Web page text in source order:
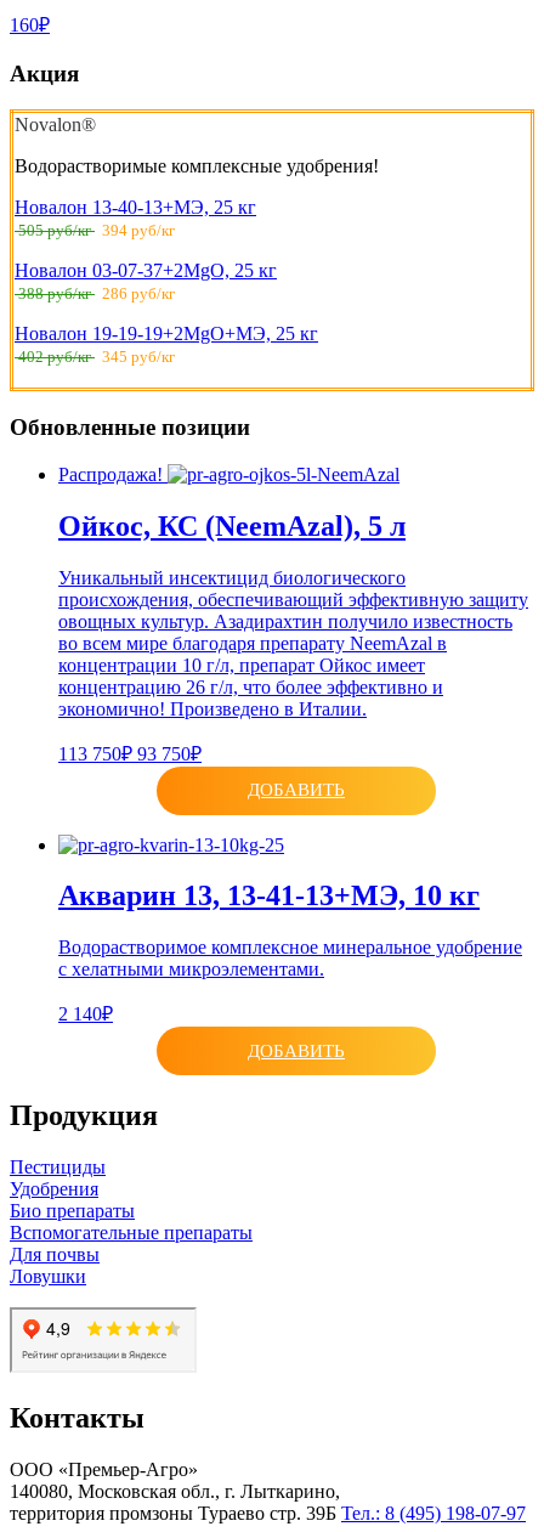
160₽
Акция
Novalon®
Водорастворимые комплексные удобрения!
Новалон 13-40-13+МЭ, 25 кг
505 руб/кг 394 руб/кг
Новалон 03-07-37+2MgO, 25 кг
388 руб/кг 286 руб/кг
Новалон 19-19-19+2MgO+МЭ, 25 кг
402 руб/кг 345 руб/кг
Обновленные позиции
Распродажа!
Ойкос, КС (NeemAzal), 5 л
Уникальный инсектицид биологического
происхождения, обеспечивающий эффективную защиту
овощных культур. Азадирахтин получило известность
во всем мире благодаря препарату NeemAzal в
концентрации 10 г/л, препарат Ойкос имеет
концентрацию 26 г/л, что более эффективно и
экономично! Произведено в Италии.
113 750₽ 93 750₽
ДОБАВИТЬ
Акварин 13, 13-41-13+МЭ, 10 кг
Водорастворимое комплексное минеральное удобрение
с хелатными микроэлементами.
2 140₽
ДОБАВИТЬ
Продукция
Пестициды
Удобрения
Био препараты
Вспомогательные препараты
Для почвы
Ловушки
Контакты
ООО «Премьер-Агро»
140080, Московская обл., г. Лыткарино,
территория промзоны Тураево стр. 39Б Тел.: 8 (495) 198-07-97